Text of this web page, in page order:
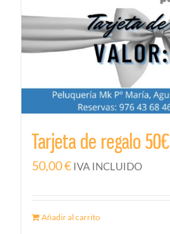
Tarjeta de regalo 50€
50,00€ IVA INCLUIDO
Añadir al carrito